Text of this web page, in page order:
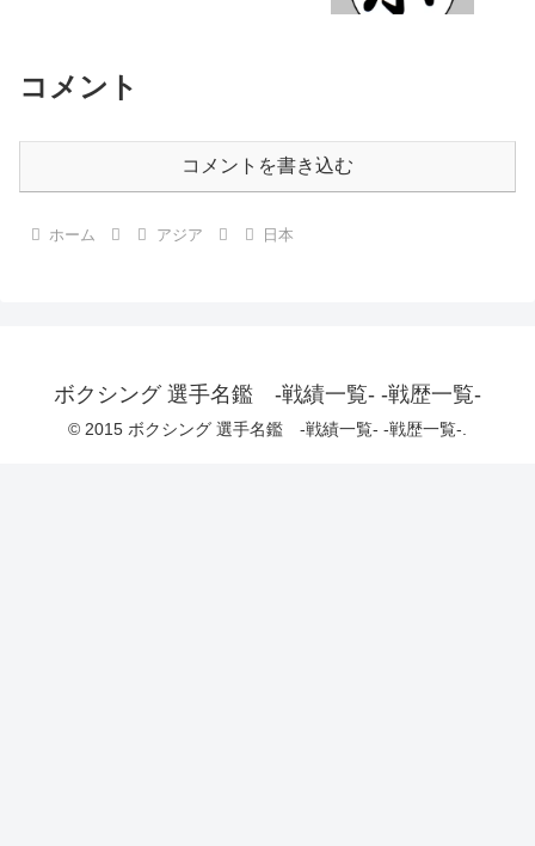
コメント
コメントを書き込む
ホーム アジア 日本
ボクシング 選手名鑑 -戦績一覧- -戦歴一覧-
© 2015 ボクシング 選手名鑑 -戦績一覧- -戦歴一覧-.